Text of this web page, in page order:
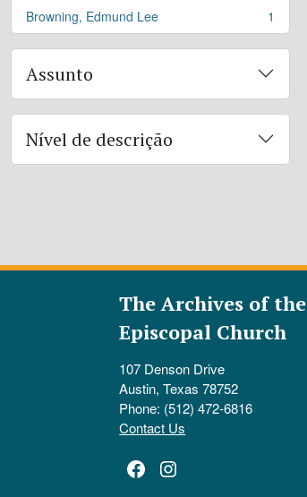
Browning, Edmund Lee
, 1 resultados 1
Assunto
Nível de descrição
The Archives of the
Episcopal Church
107 Denson Drive
Austin, Texas 78752
Phone: (512) 472-6816
Contact Us
Facebook
Instagram